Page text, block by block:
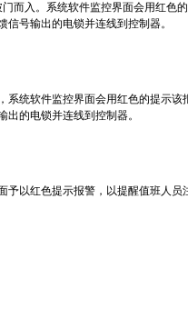
而入。系统软件监控界面会用红色
号输出的电锁并连线到控制器。
系统软件监控界面会用红色的提示
的电锁并连线到控制器。
以红色提示报警，以提醒值班人员